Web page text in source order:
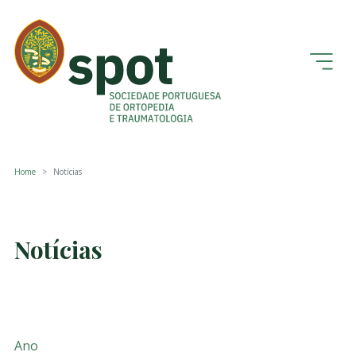
Home Notícias
Notícias
Ano